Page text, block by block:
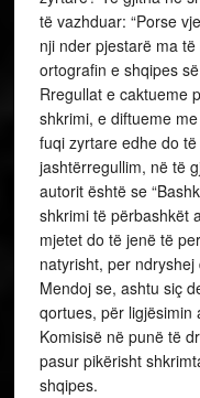
të vazhduar: “Porse
nji nder pjestarë ma
ortografin e shqipes
Rregullat e caktueme
shkrimi, e diftueme
fuqi zyrtare edhe do
jashtërregullim, në të
autorit është se
shkrimi të përbashkët
mjetet do të jenë të
natyrisht, per
Mendoj se, ashtu siç
qortues, për ligjësimin
Komisisë në punë të
pasur pikërisht
shqipes.